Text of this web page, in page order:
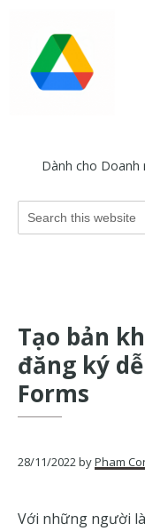
primary
navigation
content
footer
trợ
Google
các
sản
phẩm
của
Dành cho Doanh
Search
this
Tạo bản
đăng ký
Forms
28/11/2022byPham
Với những người